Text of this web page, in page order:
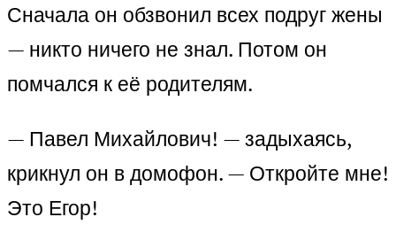
Сначала он обзвонил всех подруг жены
— никто ничего не знал. Потом он
помчался к её родителям.
— Павел Михайлович! — задыхаясь,
крикнул он в домофон. — Откройте мне!
Это Егор!